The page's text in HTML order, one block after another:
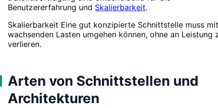
Benutzererfahrung und Skalierbarkeit.
Skalierbarkeit Eine gut konzipierte Schnittstelle muss mit
wachsenden Lasten umgehen können, ohne an Leistung
verlieren.
Arten von Schnittstellen und
Architekturen